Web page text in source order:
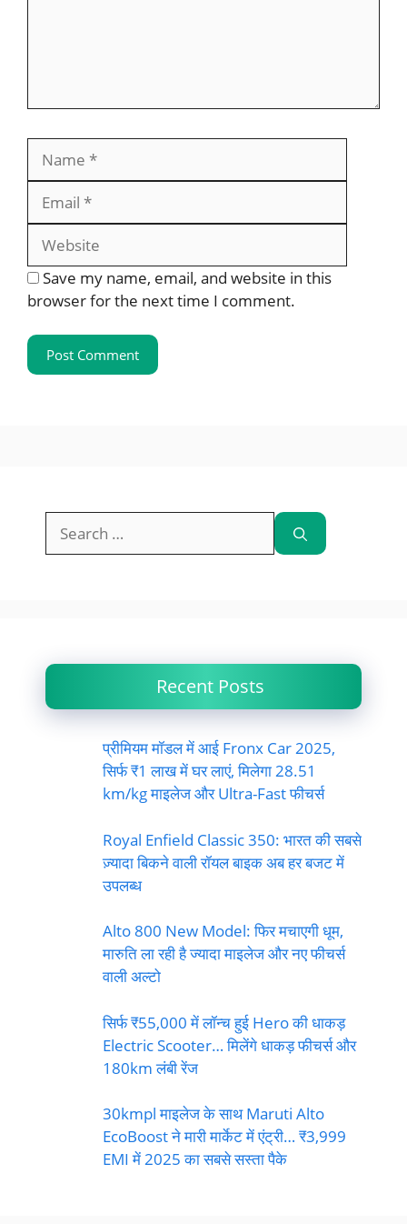
Save my name, email, and website in this
browser for the next time I comment.
Recent Posts
प्रीमियम मॉडल में आई Fronx Car 2025,
सिर्फ ₹1 लाख में घर लाएं, मिलेगा 28.51
km/kg माइलेज और Ultra-Fast फीचर्स
Royal Enfield Classic 350: भारत की सबसे
ज़्यादा बिकने वाली रॉयल बाइक अब हर बजट में
उपलब्ध
Alto 800 New Model: फिर मचाएगी धूम,
मारुति ला रही है ज्यादा माइलेज और नए फीचर्स
वाली अल्टो
सिर्फ ₹55,000 में लॉन्च हुई Hero की धाकड़
Electric Scooter… मिलेंगे धाकड़ फीचर्स और
180km लंबी रेंज
30kmpl माइलेज के साथ Maruti Alto
EcoBoost ने मारी मार्केट में एंट्री… ₹3,999
EMI में 2025 का सबसे सस्ता पैके